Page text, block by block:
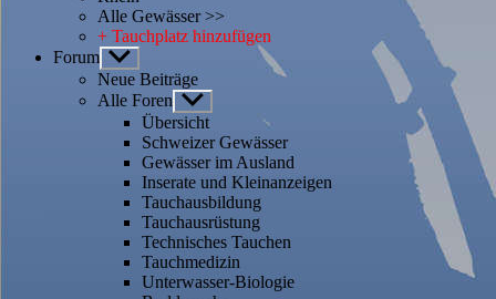
Alle Gewässer >>
+ Tauchplatz hinzufügen
Forum Untermenü
anzeigen
Neue Beiträge
Alle Foren Untermenü
anzeigen
Übersicht
Schweizer Gewässer
Gewässer im Ausland
Inserate und Kleinanzeigen
Tauchausbildung
Tauchausrüstung
Technisches Tauchen
Tauchmedizin
Unterwasser-Biologie